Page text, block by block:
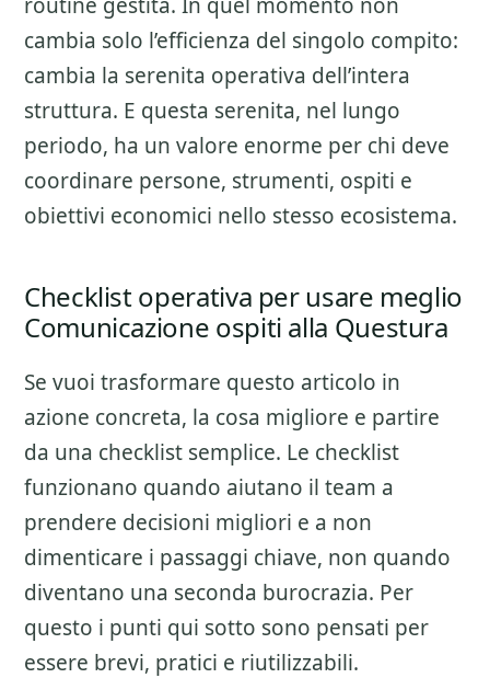
cambia solo l’efficienza del singolo compito:
cambia la serenita operativa dell’intera
struttura. E questa serenita, nel lungo
periodo, ha un valore enorme per chi deve
coordinare persone, strumenti, ospiti e
obiettivi economici nello stesso ecosistema.
Checklist operativa per usare meglio
Comunicazione ospiti alla Questura
Se vuoi trasformare questo articolo in
azione concreta, la cosa migliore e partire
da una checklist semplice. Le checklist
funzionano quando aiutano il team a
prendere decisioni migliori e a non
dimenticare i passaggi chiave, non quando
diventano una seconda burocrazia. Per
questo i punti qui sotto sono pensati per
essere brevi, pratici e riutilizzabili.